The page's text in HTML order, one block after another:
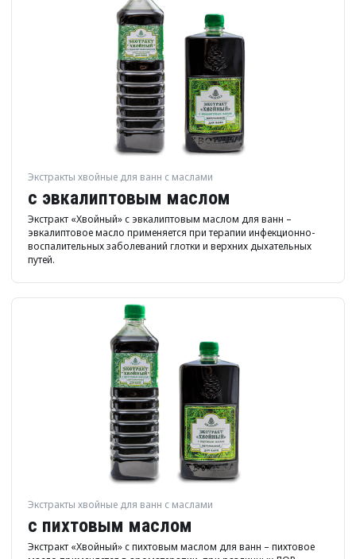
Экстракты хвойные для ванн с маслами
с эвкалиптовым маслом
Экстракт «Хвойный» с эвкалиптовым маслом для ванн –
эвкалиптовое масло применяется при терапии инфекционно-
воспалительных заболеваний глотки и верхних дыхательных
путей.
Экстракты хвойные для ванн с маслами
с пихтовым маслом
Экстракт «Хвойный» с пихтовым маслом для ванн – пихтовое